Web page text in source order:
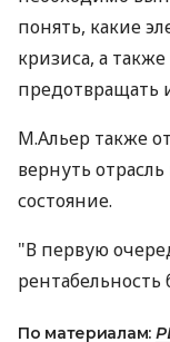
понять, какие
кризиса, а
предотвращать
М.Альер также
вернуть
состояние.
"В первую
рентабельность
По материалам: